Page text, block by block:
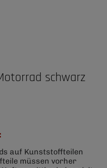
schwarz
auf Kunststoffteilen
müssen vorher